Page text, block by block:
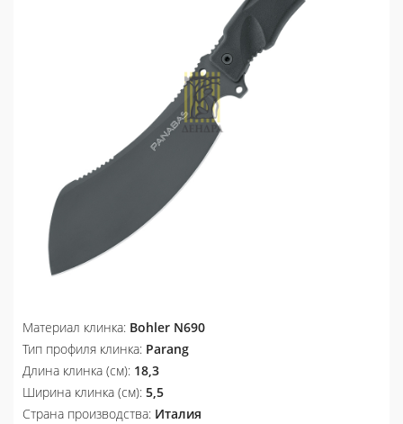
Материал клинка: Bohler N690
Тип профиля клинка: Parang
Длина клинка (см): 18,3
Ширина клинка (см): 5,5
Страна производства: Италия